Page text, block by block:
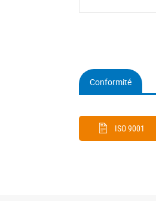
Conformité
(onglet
ISO 9001